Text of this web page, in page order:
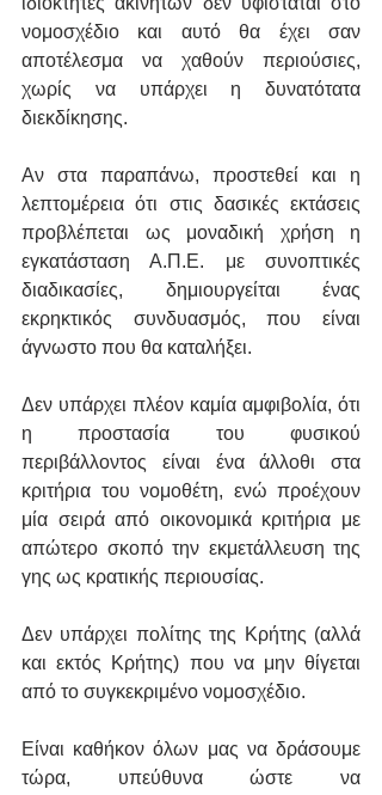
νομοσχέδιο και αυτό θα έχει σαν
αποτέλεσμα να χαθούν περιούσιες,
χωρίς να υπάρχει η δυνατότατα
διεκδίκησης.
Αν στα παραπάνω, προστεθεί και η
λεπτομέρεια ότι στις δασικές εκτάσεις
προβλέπεται ως μοναδική χρήση η
εγκατάσταση Α.Π.Ε. με συνοπτικές
διαδικασίες, δημιουργείται ένας
εκρηκτικός συνδυασμός, που είναι
άγνωστο που θα καταλήξει.
Δεν υπάρχει πλέον καμία αμφιβολία, ότι
η προστασία του φυσικού
περιβάλλοντος είναι ένα άλλοθι στα
κριτήρια του νομοθέτη, ενώ προέχουν
μία σειρά από οικονομικά κριτήρια με
απώτερο σκοπό την εκμετάλλευση της
γης ως κρατικής περιουσίας.
Δεν υπάρχει πολίτης της Κρήτης (αλλά
και εκτός Κρήτης) που να μην θίγεται
από το συγκεκριμένο νομοσχέδιο.
Είναι καθήκον όλων μας να δράσουμε
τώρα, υπεύθυνα ώστε να